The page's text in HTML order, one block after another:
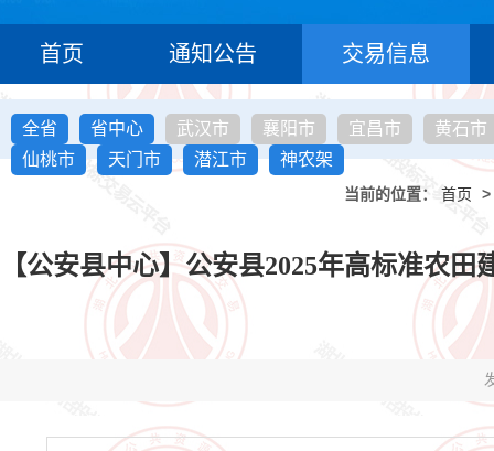
首页 通知公告 交易信息
全省 省中心 武汉市 襄阳市 宜昌市
黄石市
仙桃市
天门市 潜江市 神农架
当前的位置： 首页 >
【公安县中心】公安县2025年高标准农